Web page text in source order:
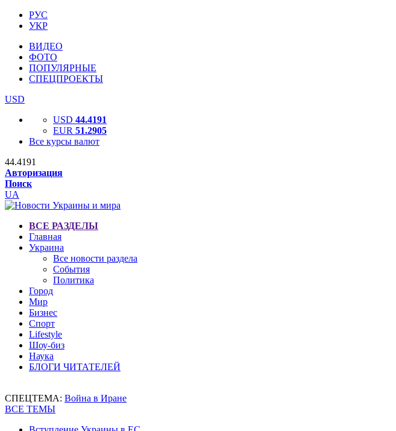
РУС
УКР
ВИДЕО
ФОТО
ПОПУЛЯРНЫЕ
СПЕЦПРОЕКТЫ
USD
USD 44.4191
EUR 51.2905
Все курсы валют
44.4191
Авторизация
Поиск
UA
ВСЕ РАЗДЕЛЫ
Главная
Украина
Все новости раздела
События
Политика
Город
Мир
Бизнес
Спорт
Lifestyle
Шоу-биз
Наука
БЛОГИ ЧИТАТЕЛЕЙ
СПЕЦТЕМА: Война в Иране
ВСЕ ТЕМЫ